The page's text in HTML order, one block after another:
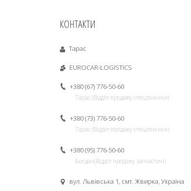
КОНТАКТИ
Тарас
EUROCAR-LOGISTICS
+380 (67) 776-50-60
Тарас (Відділ продажу спецтехніки)
+380 (73) 776-50-60
Тарас (Відділ продажу спецтехніки)
+380 (95) 776-50-60
Богдан(Відділ продажу запчастин)
вул. Львівська 1, смт. Жвирка, Україна